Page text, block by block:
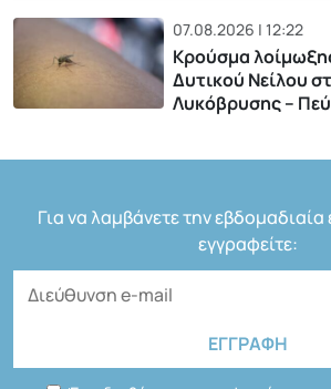
07.08.2026 | 12:22
Κρούσμα
Δυτικού Νείλου
Λυκόβρυσης –
Για να λαμβάνετε την
εγγραφείτε: